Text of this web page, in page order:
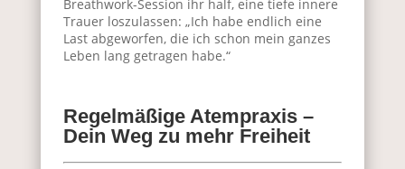
Breathwork-Session ihr half, eine tiefe innere
Trauer loszulassen: „Ich habe endlich eine
Last abgeworfen, die ich schon mein ganzes
Leben lang getragen habe.“
Regelmäßige Atempraxis –
Dein Weg zu mehr Freiheit